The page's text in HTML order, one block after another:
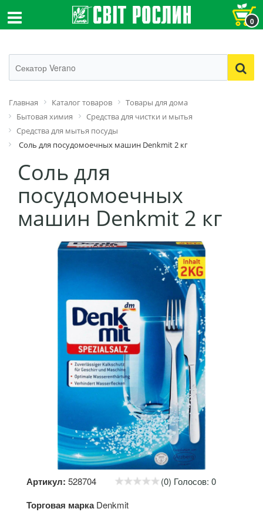
0
Главная Каталог товаров
Товары для дома
Бытовая химия
Средства для чистки и мытья
Средства для мытья посуды
Соль для посудомоечных машин Denkmit 2 кг
Соль для
посудомоечных
машин Denkmit 2 кг
Артикул: 528704 (0) Голосов: 0
Торговая марка Denkmit